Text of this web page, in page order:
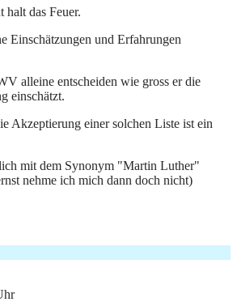
halt das Feuer.
Einschätzungen und Erfahrungen
alleine entscheiden wie gross er die
einschätzt.
Akzeptierung einer solchen Liste ist ein
mit dem Synonym "Martin Luther"
nehme ich mich dann doch nicht)